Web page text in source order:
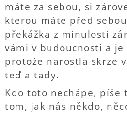
máte za sebou, si
kterou máte před
překážka z minulosti
vámi v budoucnosti a je
protože narostla skrze
teď a tady.
Kdo toto nechápe, píše
tom, jak nás někdo,